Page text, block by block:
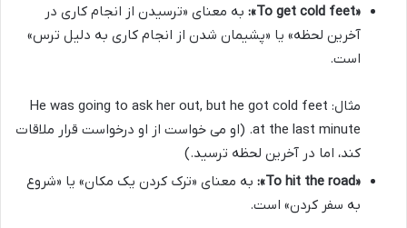
«To get cold feet»:
به معنای «ترسیدن از انجام کاری در
آخرین لحظه» یا «پشیمان شدن از انجام کاری به دلیل ترس»
است.
مثال: He was going to ask her out, but he got cold feet
at the last minute. (او می خواست از او درخواست قرار ملاقات
کند، اما در آخرین لحظه ترسید.)
«To hit the road»:
به معنای «ترک کردن یک مکان» یا «شروع
به سفر کردن» است.